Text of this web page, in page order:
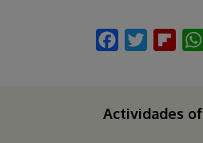
Actividades